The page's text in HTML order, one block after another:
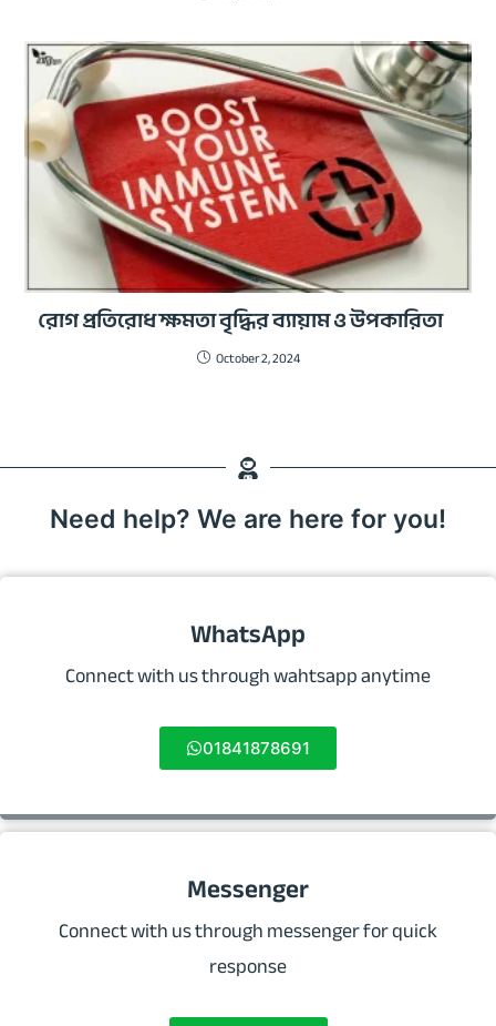
রোগ প্রতিরোধ ক্ষমতা বৃদ্ধির ব্যায়াম ও উপকারিতা
October 2, 2024
Need help? We are here for you!
WhatsApp
Connect with us through wahtsapp anytime
01841878691
Messenger
Connect with us through messenger for quick
response